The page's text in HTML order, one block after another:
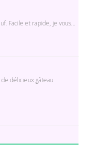
Facile et rapide, je vous...
délicieux gâteau